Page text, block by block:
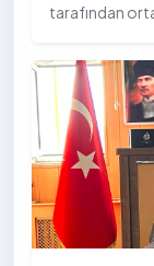
tarafından
"İstifli Taş